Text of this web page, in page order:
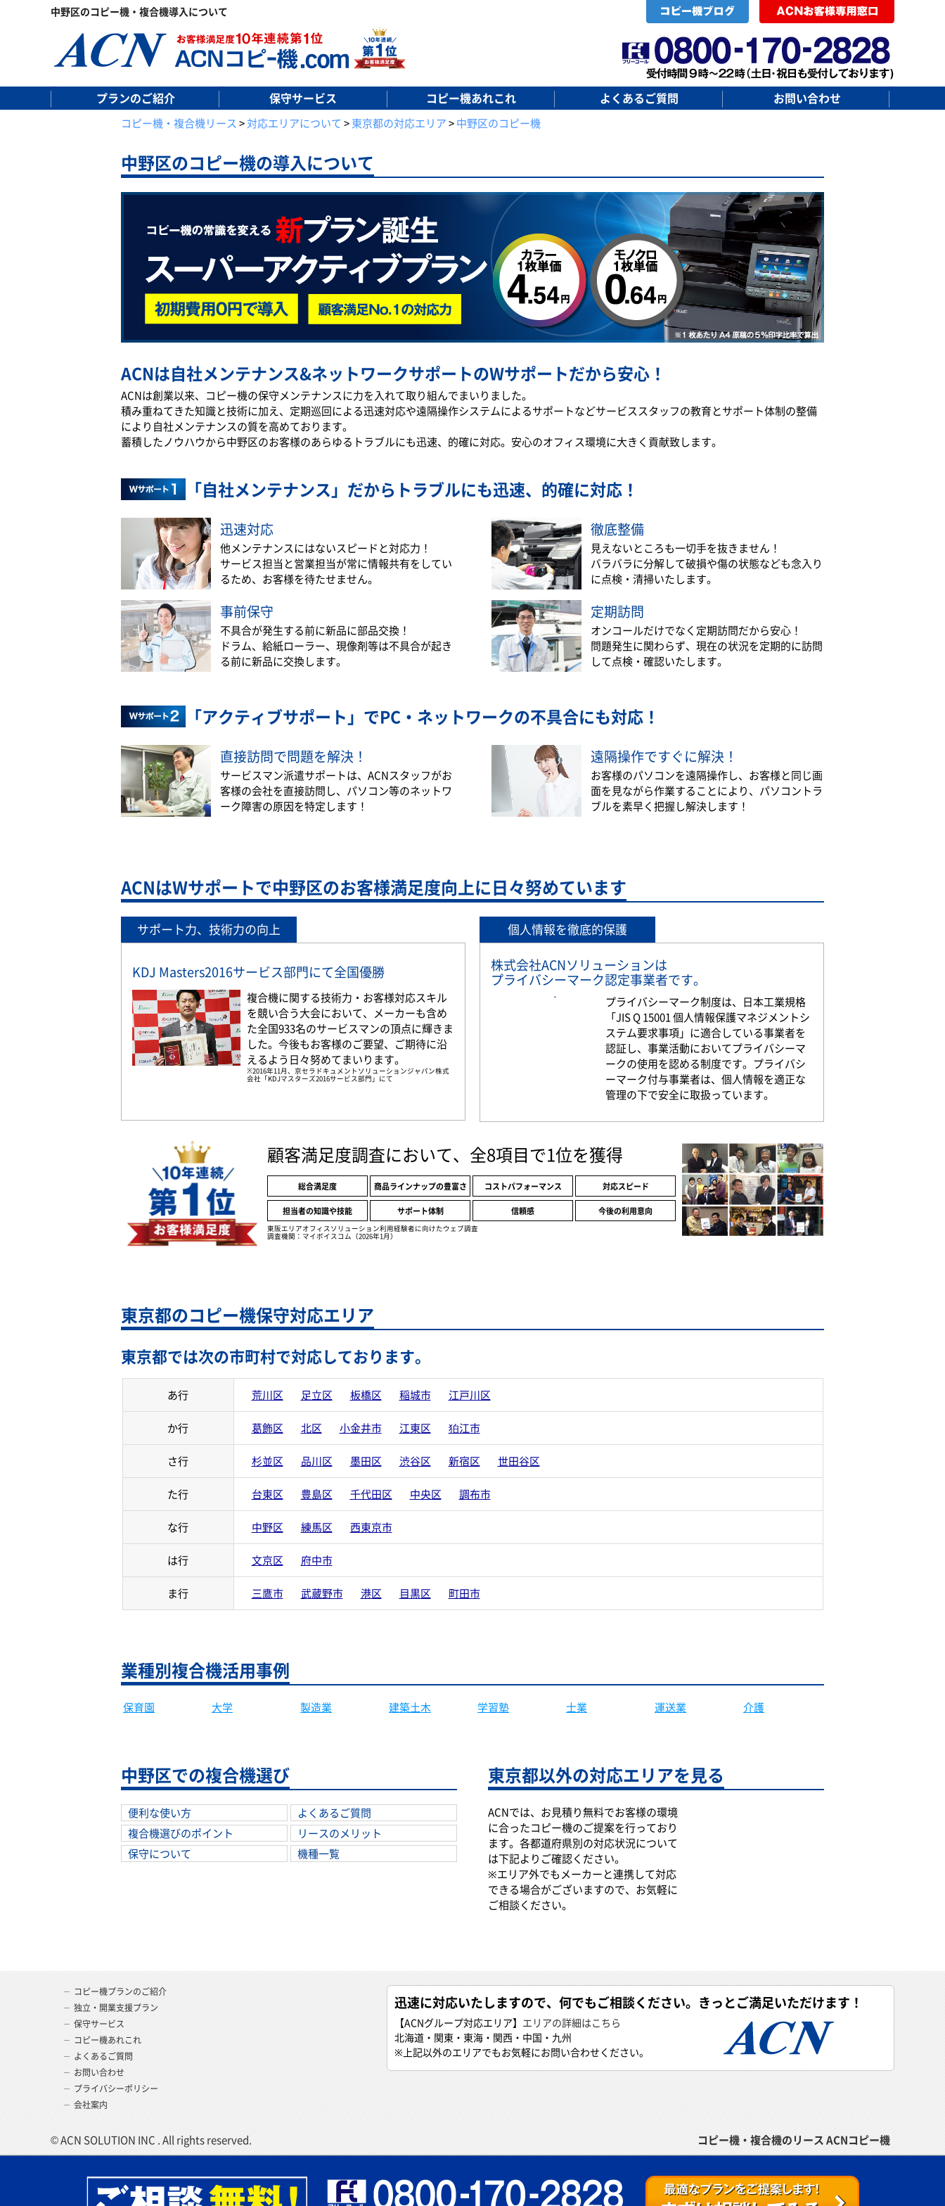
中野区のコピー機・複合機導入について
プランのご紹介 保守サービス コピー機あれこれ よくあるご質問 お問い合わせ
コピー機・複合機リース >対応エリアについて>東京都の対応エリア>中野区のコピー機
中野区のコピー機の導入について
ACNは自社メンテナンス&ネットワークサポートのWサポートだから安心！
ACNは創業以来、コピー機の保守メンテナンスに力を入れて取り組んでまいりました。
積み重ねてきた知識と技術に加え、定期巡回による迅速対応や遠隔操作システムによるサポートなどサービススタッフの教育とサポート体制の整備
により自社メンテナンスの質を高めております。
蓄積したノウハウから中野区のお客様のあらゆるトラブルにも迅速、的確に対応。安心のオフィス環境に大きく貢献致します。
「自社メンテナンス」だから トラブルにも迅速、的確に対応！
迅速対応
他メンテナンスにはないスピードと対応力！
サービス担当と営業担当が常に情報共有をしてい
るため、お客様を待たせません。
徹底整備
見えないところも一切手を抜きません！
バラバラに分解して破損や傷の状態なども念入り
に点検・清掃いたします。
事前保守
不具合が発生する前に新品に部品交換！
ドラム、給紙ローラー、現像剤等は不具合が起き
る前に新品に交換します。
定期訪問
オンコールだけでなく定期訪問だから安心！
問題発生に関わらず、現在の状況を定期的に訪問
して点検・確認いたします。
「アクティブサポート」でPC・ネットワークの不具合にも対応！
直接訪問で問題を解決！
サービスマン派遣サポートは、ACNスタッフがお
客様の会社を直接訪問し、パソコン等のネットワ
ーク障害の原因を特定します！
遠隔操作ですぐに解決！
お客様のパソコンを遠隔操作し、お客様と同じ画
面を見ながら作業することにより、パソコントラ
ブルを素早く把握し解決します！
ACNはWサポートで中野区のお客様満足度向上に日々努めています
サポート力、技術力の向上
KDJ Masters2016サービス部門にて全国優勝
複合機に関する技術力・お客様対応スキル
を競い合う大会において、メーカーも含め
た全国933名のサービスマンの頂点に輝きま
した。今後もお客様のご要望、ご期待に沿
えるよう日々努めてまいります。
※2016年11月、京セラドキュメントソリューションジャパン株式
会社「KDJマスターズ2016サービス部門」にて
個人情報を徹底的保護
株式会社ACNソリューションは
プライバシーマーク認定事業者です。
プライバシーマーク制度は、日本工業規格
「JIS Q 15001 個人情報保護マネジメントシ
ステム要求事項」に適合している事業者を
認証し、事業活動においてプライバシーマ
ークの使用を認める制度です。プライバシ
ーマーク付与事業者は、個人情報を適正な
管理の下で安全に取扱っています。
顧客満足度調査において、全8項目で1位を獲得
総合満足度 商品ラインナップの豊富さ コストパフォーマンス 対応スピード
担当者の知識や技能 サポート体制 信頼感 今後の利用意向
東阪エリアオフィスソリューション利用経験者に向けたウェブ調査
調査機関：マイボイスコム（2026年1月）
東京都のコピー機保守対応エリア
東京都では次の市町村で対応しております。
あ行 荒川区 足立区 板橋区 稲城市 江戸川区
か行 葛飾区 北区 小金井市 江東区 狛江市
さ行 杉並区 品川区 墨田区 渋谷区 新宿区 世田谷区
た行 台東区 豊島区 千代田区 中央区 調布市
な行 中野区 練馬区 西東京市
は行 文京区 府中市
ま行 三鷹市 武蔵野市 港区 目黒区 町田市
業種別複合機活用事例
保育園
大学 製造業 建築土木 学習塾 士業 運送業 介護
中野区での複合機選び 東京都以外の対応エリアを見る
ACNでは、お見積り無料でお客様の環境
に合ったコピー機のご提案を行っており
ご相談ください。
コピー機プランのご紹介
独立・開業支援プラン
保守サービス
よくあるご質問
お問い合わせ
会社案内